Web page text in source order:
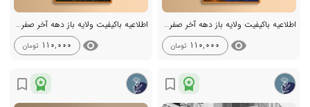
اطلاعیه باکیفیت ولایه باز دهه آخر صفر +استوری
visibility
110,000 تومان
اطلاعیه باکیفیت ولایه باز دهه آخر صفر +استوری
visibility
110,000 تومان
workspace_premium
bookmark_border
workspace_premium
bookmark_border